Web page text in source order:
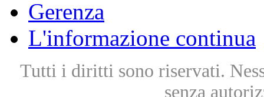
Gerenza
L'informazione continua
Tutti i diritti sono riservati.
senza